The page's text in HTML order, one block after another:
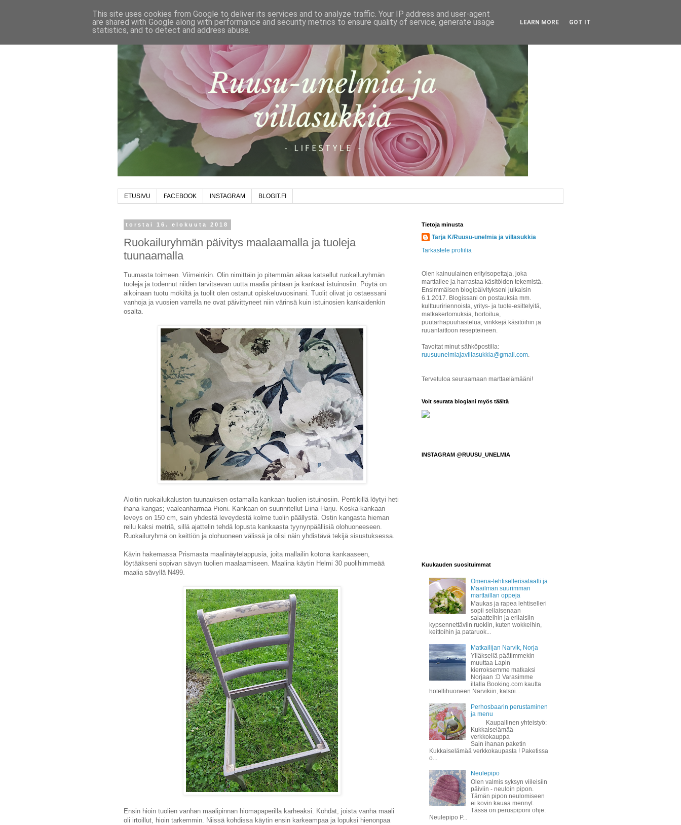
ETUSIVU FACEBOOK INSTAGRAM BLOGIT.FI
torstai 16. elokuuta 2018
Ruokailuryhmän päivitys maalaamalla ja tuoleja
tuunaamalla
Tuumasta toimeen. Viimeinkin. Olin nimittäin jo pitemmän aikaa katsellut ruokailuryhmän
tuoleja ja todennut niiden tarvitsevan uutta maalia pintaan ja kankaat istuinosiin. Pöytä on
aikoinaan tuotu mökiltä ja tuolit olen ostanut opiskeluvuosinani. Tuolit olivat jo ostaessani
vanhoja ja vuosien varrella ne ovat päivittyneet niin värinsä kuin istuinosien kankaidenkin
osalta.
Aloitin ruokailukaluston tuunauksen ostamalla kankaan tuolien istuinosiin. Pentikillä löytyi heti
ihana kangas; vaaleanharmaa Pioni. Kankaan on suunnitellut Liina Harju. Koska kankaan
leveys on 150 cm, sain yhdestä leveydestä kolme tuolin päällystä. Ostin kangasta hieman
reilu kaksi metriä, sillä ajattelin tehdä lopusta kankaasta tyynynpäällisiä olohuoneeseen.
Ruokailuryhmä on keittiön ja olohuoneen välissä ja olisi näin yhdistävä tekijä sisustuksessa.
Kävin hakemassa Prismasta maalinäytelappusia, joita mallailin kotona kankaaseen,
löytääkseni sopivan sävyn tuolien maalaamiseen. Maalina käytin Helmi 30 puolihimmeää
maalia sävyllä N499.
Ensin hioin tuolien vanhan maalipinnan hiomapaperilla karheaksi. Kohdat, joista vanha maali
oli irtoillut, hioin tarkemmin. Niissä kohdissa käytin ensin karkeampaa ja lopuksi hienonpaa
Tietoja minusta
Tarja K/Ruusu-unelmia ja villasukkia
Tarkastele profiilia
Olen kainuulainen erityisopettaja, joka
marttailee ja harrastaa käsitöiden tekemistä.
Ensimmäisen blogipäivitykseni julkaisin
6.1.2017. Blogissani on postauksia mm.
kulttuuririennoista, yritys- ja tuote-esittelyitä,
matkakertomuksia, hortoilua,
puutarhapuuhastelua, vinkkejä käsitöihin ja
ruuanlaittoon resepteineen.
Tavoitat minut sähköpostilla:
ruusuunelmiajavillasukkia@gmail.com.
Tervetuloa seuraamaan marttaelämääni!
Voit seurata blogiani myös täältä
INSTAGRAM @RUUSU_UNELMIA
Kuukauden suosituimmat
Omena-lehtisellerisalaatti ja
Maailman suurimman
marttaillan oppeja
Maukas ja rapea lehtiselleri
sopii sellaisenaan
salaatteihin ja erilaisiin
kypsennettäviin ruokiin, kuten wokkeihin,
keittoihin ja pataruok...
Matkailijan Narvik, Norja
Ylläksellä päätimmekin
muuttaa Lapin
kierroksemme matkaksi
Norjaan :D Varasimme
illalla Booking.com kautta
hotellihuoneen Narvikiin, katsoi...
Perhosbaarin perustaminen
ja menu
Kaupallinen yhteistyö:
Kukkaiselämää
verkkokauppa
Sain ihanan paketin
Kukkaiselämää verkkokaupasta ! Paketissa
o...
Neulepipo
Olen valmis syksyn viileisiin
päiviin - neuloin pipon.
Tämän pipon neulomiseen
ei kovin kauaa mennyt.
Tässä on peruspiponi ohje:
Neulepipo P...
This site uses cookies from Google to deliver its services and to analyze traffic. Your IP address and user-agent
are shared with Google along with performance and security metrics to ensure quality of service, generate usage
statistics, and to detect and address abuse.
LEARN MORE GOT IT